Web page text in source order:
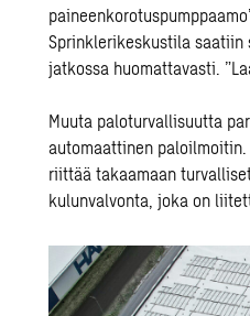
Sprinklerikeskustila saatiin
jatkossa huomattavasti.
Muuta paloturvallisuutta
automaattinen
riittää takaamaan
kulunvalvonta, joka on